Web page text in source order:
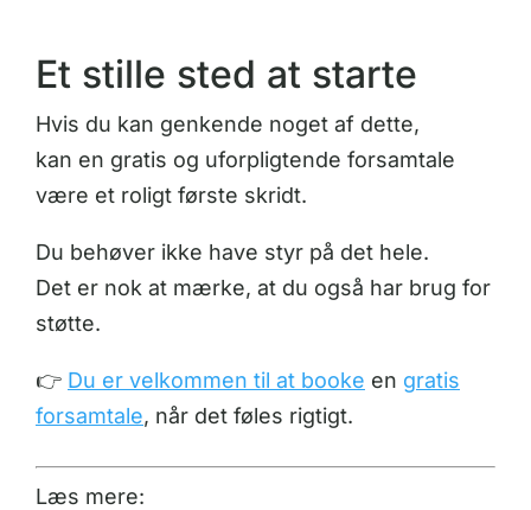
Et stille sted at starte
Hvis du kan genkende noget af dette,
kan en gratis og uforpligtende forsamtale
være et roligt første skridt.
Du behøver ikke have styr på det hele.
Det er nok at mærke, at du også har brug for
støtte.
👉 Du er velkommen til at booke en gratis
forsamtale, når det føles rigtigt.
Læs mere: